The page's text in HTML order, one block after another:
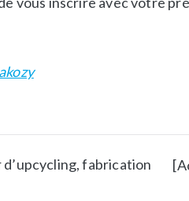
fabrication